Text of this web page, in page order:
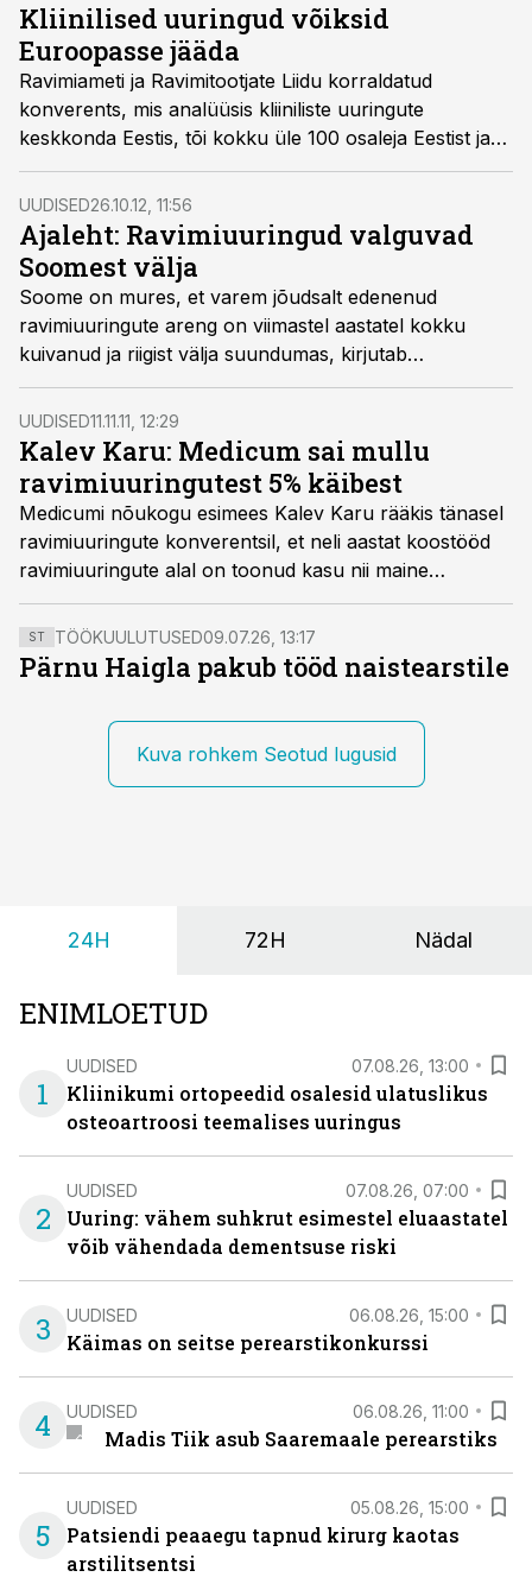
Kliinilised uuringud võiksid
Euroopasse jääda
Ravimiameti ja Ravimitootjate Liidu korraldatud
konverents, mis analüüsis kliiniliste uuringute
keskkonda Eestis, tõi kokku üle 100 osaleja Eestist ja
lähiriikidest.
UUDISED26.10.12, 11:56
Ajaleht: Ravimiuuringud valguvad
Soomest välja
Soome on mures, et varem jõudsalt edenenud
ravimiuuringute areng on viimastel aastatel kokku
kuivanud ja riigist välja suundumas, kirjutab
Kauppalehti.
UUDISED11.11.11, 12:29
Kalev Karu: Medicum sai mullu
ravimiuuringutest 5% käibest
Medicumi nõukogu esimees Kalev Karu rääkis tänasel
ravimiuuringute konverentsil, et neli aastat koostööd
ravimiuuringute alal on toonud kasu nii maine
tõstmisel, käibe suurendamisel kui ka üldise
ravikvaliteedi tõstmisel. Mullu kasvatas see kontserni
käivet 5%.
ST TÖÖKUULUTUSED09.07.26, 13:17
Pärnu Haigla pakub tööd naistearstile
Kuva rohkem Seotud lugusid
24H 72H Nädal
ENIMLOETUD
1
UUDISED 07.08.26, 13:00
Kliinikumi ortopeedid osalesid ulatuslikus
osteoartroosi teemalises uuringus
2
UUDISED 07.08.26, 07:00
Uuring: vähem suhkrut esimestel eluaastatel
võib vähendada dementsuse riski
3 UUDISED 06.08.26, 15:00
Käimas on seitse perearstikonkurssi
4 UUDISED 06.08.26, 11:00
Madis Tiik asub Saaremaale perearstiks
5
UUDISED 05.08.26, 15:00
Patsiendi peaaegu tapnud kirurg kaotas
arstilitsentsi